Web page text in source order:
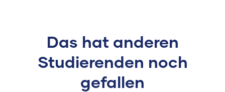
Das hat anderen
Studierenden noch
gefallen